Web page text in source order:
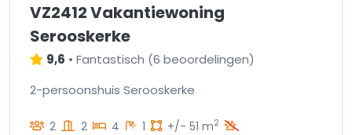
VZ2412 Vakantiewoning
Serooskerke
9,6 • Fantastisch (6 beoordelingen)
2-persoonshuis Serooskerke
2 2 4 1 +/- 51 m2